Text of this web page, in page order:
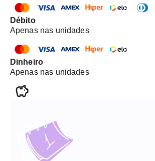
Débito
Apenas nas unidades
Dinheiro
Apenas nas unidades